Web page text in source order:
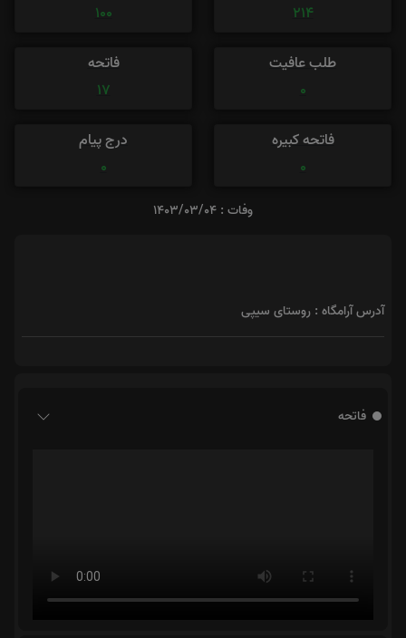
214
100
طلب عافیت
0
فاتحه
17
فاتحه کبیره
0
درج پیام
0
وفات : 1403/03/04
آدرس آرامگاه : روستای سیپی
فاتحه